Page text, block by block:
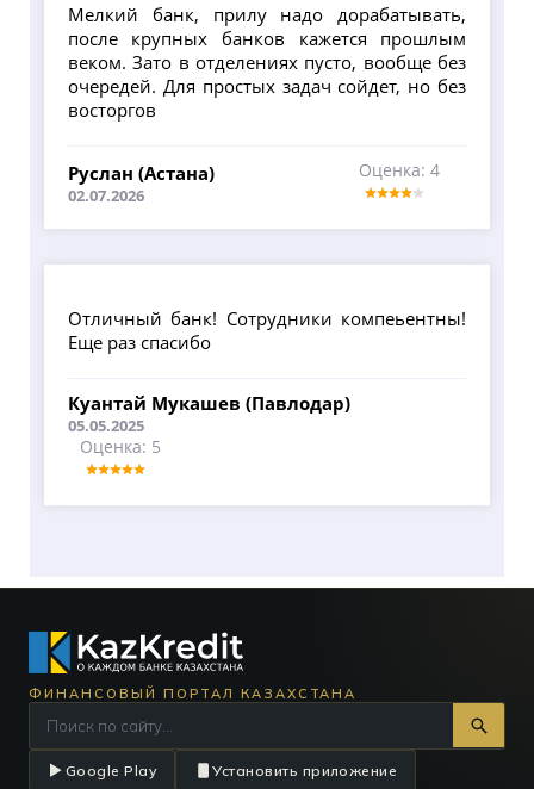
Мелкий банк, прилу надо дорабатывать,
после крупных банков кажется прошлым
веком. Зато в отделениях пусто, вообще без
очередей. Для простых задач сойдет, но без
восторгов
Руслан (Астана)
02.07.2026
Оценка: 4
Отличный банк! Сотрудники компеьентны!
Еще раз спасибо
Куантай Мукашев (Павлодар)
05.05.2025
Оценка: 5
ФИНАНСОВЫЙ ПОРТАЛ КАЗАХСТАНА
Google Play Установить приложение